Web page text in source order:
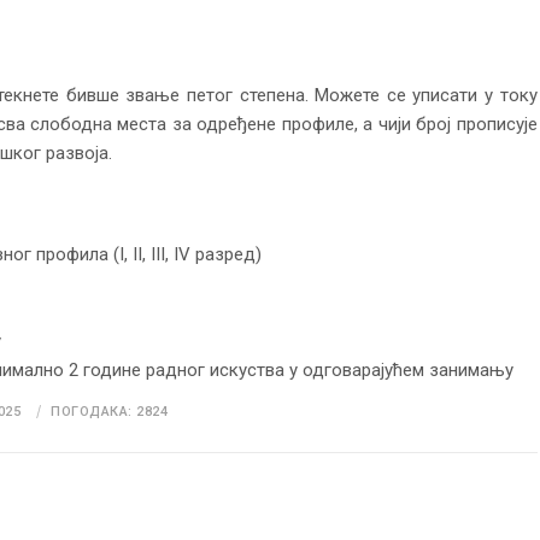
бивше звање петог степена. Можете се уписати у току
слободна места за одређене профиле, а чији број прописује
развоја.
профила (I, II, III, IV разред)
2 године радног искуства у одговарајућем занимању
ПОГОДАКА: 2824